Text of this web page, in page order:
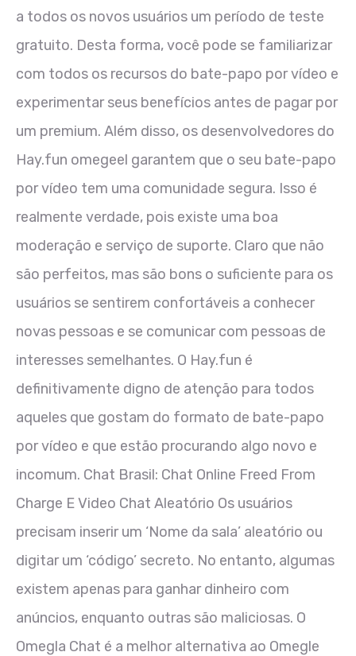
a todos os novos usuários um período de teste
gratuito. Desta forma, você pode se familiarizar
com todos os recursos do bate-papo por vídeo e
experimentar seus benefícios antes de pagar por
um premium. Além disso, os desenvolvedores do
Hay.fun omegeel garantem que o seu bate-papo
por vídeo tem uma comunidade segura. Isso é
realmente verdade, pois existe uma boa
moderação e serviço de suporte. Claro que não
são perfeitos, mas são bons o suficiente para os
usuários se sentirem confortáveis a conhecer
novas pessoas e se comunicar com pessoas de
interesses semelhantes. O Hay.fun é
definitivamente digno de atenção para todos
aqueles que gostam do formato de bate-papo
por vídeo e que estão procurando algo novo e
incomum. Chat Brasil: Chat Online Freed From
Charge E Video Chat Aleatório Os usuários
precisam inserir um ‘Nome da sala’ aleatório ou
digitar um ‘código’ secreto. No entanto, algumas
existem apenas para ganhar dinheiro com
anúncios, enquanto outras são maliciosas. O
Omegla Chat é a melhor alternativa ao Omegle